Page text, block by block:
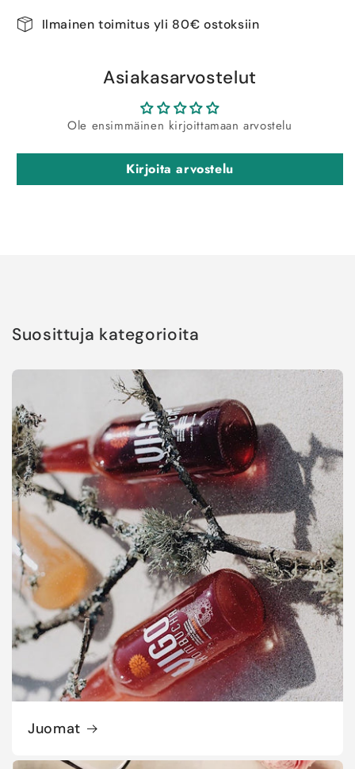
Ilmainen toimitus yli 80€ ostoksiin
Asiakasarvostelut
Ole ensimmäinen kirjoittamaan arvostelu
Kirjoita arvostelu
Suosittuja kategorioita
Juomat